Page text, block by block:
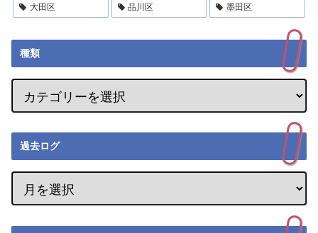
大田区 品川区 墨田区
種類
過去ログ